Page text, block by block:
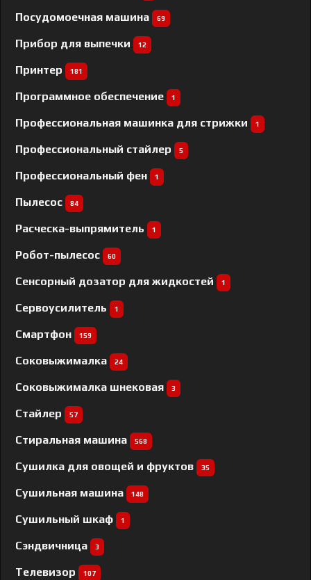
Посудомоечная машина 69
Прибор для выпечки 12
Принтер 181
Программное обеспечение 1
Профессиональная машинка для стрижки 1
Профессиональный cтайлер 5
Профессиональный фен 1
Пылесос 84
Расческа-выпрямитель 1
Робот-пылесос 60
Сенсорный дозатор для жидкостей 1
Сервоусилитель 1
Смартфон 159
Соковыжималка 24
Соковыжималка шнековая 3
Стайлер 57
Стиральная машина 568
Сушилка для овощей и фруктов 35
Сушильная машина 148
Сушильный шкаф 1
Сэндвичница 3
Телевизор 107